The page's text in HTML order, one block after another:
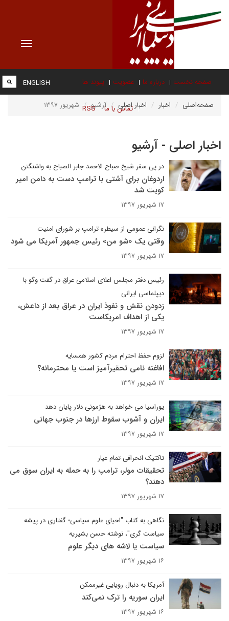
Toggle
صفحه نخست درباره ما عضویت پیوند ها
تماس با ما RSS
ENGLISH
صفحه‌اصلی اخبار اخبار اصلی آرشیو شهریور ۱۳۹۷
اخبار اصلی - آرشیو
در پی سفر شیخ صباح الاحمد جابر الصباح به واشنگتن
اردوغان برای آشتی با ترامپ دست به دامن امیر
کویت شد
۱۷ شهریور ۱۳۹۷
نگرانی عمومی از سیطره ترامپ بر شورای امنیت
وقتی یک «شو من» رئیس جمهور آمریکا می شود
۱۷ شهریور ۱۳۹۷
رئیس دفتر مجلس اعلای اسلامی عراق در گفت وگو با
دیپلماسی ایرانی
زدودن نقش و نفوذ ایران در عراق بعد از داعش،
یکی از اهداف امریکاست
۱۷ شهریور ۱۳۹۷
لزوم حفظ احترام مردم کشور همسایه
افاغنه نامی تحقیرآمیز ‌است یا محترمانه؟
۱۷ شهریور ۱۳۹۷
یوراسیا می خواهد به هژمونی دلار پایان دهد
ایران و آشوب سقوط ارزها در جنوب جهانی
۱۷ شهریور ۱۳۹۷
تاکتیک انحرافی تمام عیار
تحقیقات مولر، ترامپ را به حمله به ایران سوق می
دهند؟
۱۷ شهریور ۱۳۹۷
نگاهی به کتاب "احیای علوم سیاسی؛ گفتاری در پیشه
سیاست گری"، نوشته حسن بشیریه
سیاست یا لاشه های دیگر علوم
۱۶ شهریور ۱۳۹۷
آمریکا به دنبال رویایی غیرممکن
ایران سوریه را ترک نمی‌کند
۱۶ شهریور ۱۳۹۷